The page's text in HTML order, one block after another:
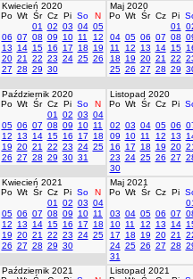
Kwiecień 2020
Po Wt Śr Cz Pi So
N
01
02 03 04 05
06 07 08 09 10 11
12
13
14 15 16 17 18
19
20 21 22 23 24 25 26
27 28 29 30
Maj 2020
Po Wt Śr Cz Pi
01
04 05 06 07 08
11
12 13 14 15
18
19 20 21 22
25 26 27 28 29
Październik 2020
Po Wt Śr Cz Pi So
N
01
02 03 04
05 06 07 08 09 10 11
12
13 14 15 16 17
18
19 20 21 22 23 24 25
26 27 28 29 30 31
Listopad 2020
Po Wt Śr Cz Pi
02 03 04 05 06
09
10 11 12 13
16
17 18 19 20
23 24 25 26 27
30
Kwiecień 2021
Po Wt Śr Cz Pi So
N
01
02 03 04
05 06 07 08 09 10 11
12
13 14 15 16 17
18
19 20 21 22 23 24 25
26 27 28 29 30
Maj 2021
Po Wt Śr Cz Pi
03 04 05 06 07
10 11 12 13 14
17
18 19 20 21
24 25 26 27 28
31
Październik 2021
Listopad 2021